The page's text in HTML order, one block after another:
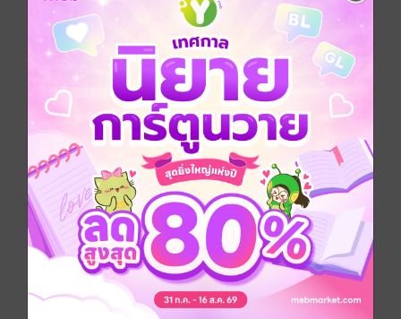
แค่อยากมีเพื่อนที่แท้จริงเฉยๆ... มิสึกิตั้งใจอย่างแน่วแน่ ว่า
ขึ้น ม.ปลาย แล้วจะต้องหาเพื่อนให้ได้ แต่อยู่ๆก็ได้พบกับสี่
ราชาสวรรค์รูปหล่อแห่งชมรมยาส และถูกพวกเขาเข้ามา
ยุ่งวุ่นวาย ชีวิตใหม่ของมิสึกิจึงเริ่มหันเหไปในทิศทางที่ไม่
คาดฝัน ชีวิตวัยรุ่นแสนโกลาหลกับสี่หนุ่มหล่อ ได้เริ่มขึ้น
แล้ว!!!
รอวันหัวใจผลิบาน (รายตอน)
ประเภทไฟล์
วันที่วางขาย 18 มกราคม 2562
44 หน้า